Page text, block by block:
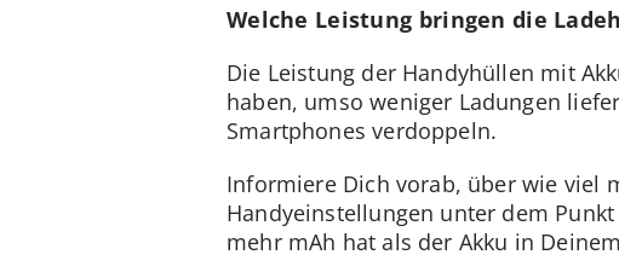
Welche Leistung bringen die
Die Leistung der Handyhüllen mit
haben, umso weniger Ladungen
Smartphones verdoppeln.
Informiere Dich vorab, über wie viel
Handyeinstellungen unter dem
mehr mAh hat als der Akku in